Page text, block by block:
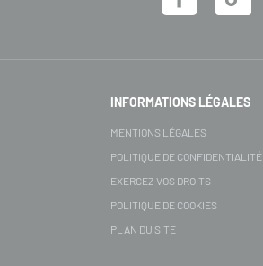
INFORMATIONS LÉGALES
MENTIONS LÉGALES
POLITIQUE DE CONFIDENTIALITÉ
EXERCEZ VOS DROITS
POLITIQUE DE COOKIES
PLAN DU SITE